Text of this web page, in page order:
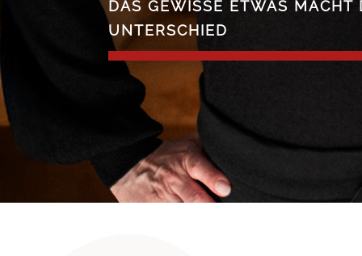
DAS GEWISSE ETWAS MACHT
UNTERSCHIED